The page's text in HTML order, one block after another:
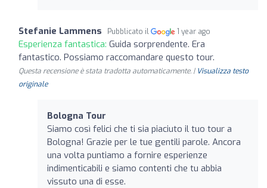
Stefanie Lammens Pubblicato il 1 year ago
Esperienza fantastica: Guida sorprendente. Era
fantastico. Possiamo raccomandare questo tour.
Questa recensione è stata tradotta automaticamente. | Visualizza testo
originale
Bologna Tour
Siamo così felici che ti sia piaciuto il tuo tour a
Bologna! Grazie per le tue gentili parole. Ancora
una volta puntiamo a fornire esperienze
indimenticabili e siamo contenti che tu abbia
vissuto una di esse.